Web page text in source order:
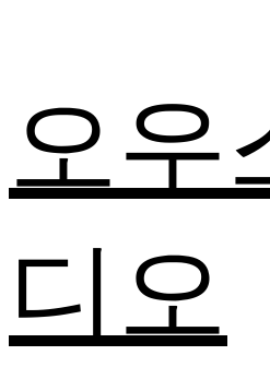
오우
디오